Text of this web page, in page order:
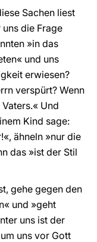
Sachen liest
die Frage
»in das
und uns
erwiesen?
verspürt? Wenn
Und
Kind sage:
ähneln »nur die
das »ist der Stil
gehe gegen den
und »geht
uns ist der
uns vor Gott